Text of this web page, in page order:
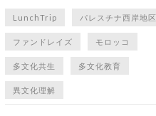
LunchTrip パレスチナ西岸地区
ファンドレイズ モロッコ
多文化共生 多文化教育
異文化理解